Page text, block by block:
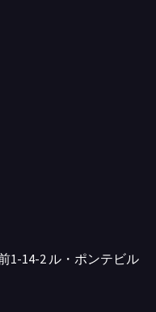
1-14-2 ル・ポンテビル